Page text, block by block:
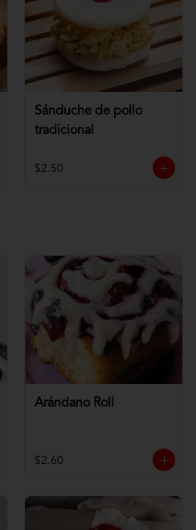
Sánduche de pollo
tradicional
$2.50
Arándano Roll
$2.60